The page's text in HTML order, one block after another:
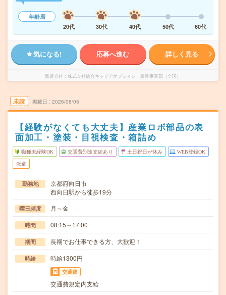
年齢層
20代
30代 40代 50代 60代
気になる! 応募へ進む 詳しく見る
派遣会社 株式会社綜合キャリアオプション 製造事業部（全国）
未読 掲載日 2026/08/05
【経験がなくても大丈夫】産業ロボ部品の表
面加工・塗装・目視検査・箱詰め
職種未経験OK 交通費別途支給あり 土日祝日が休み WEB登録OK
派遣
勤務地
京都府向日市
西向日駅から徒歩19分
曜日頻度 月～金
時間 08:15～17:00
期間 長期でお仕事できる方、大歓迎！
時給 時給1300円
交通費
交通費規定内支給